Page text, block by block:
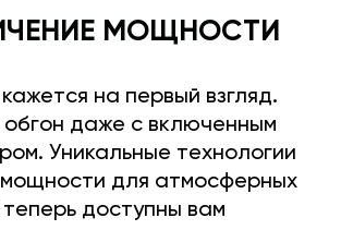
МОЩНОСТИ
на первый взгляд.
обгон даже с включенным
Уникальные технологии
мощности для атмосферных
доступны вам